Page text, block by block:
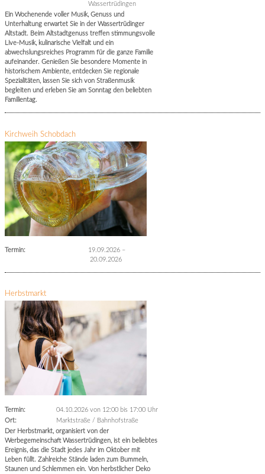
Wassertrüdingen
Ein Wochenende voller Musik, Genuss und
Unterhaltung erwartet Sie in der Wassertrüdinger
Altstadt. Beim Altstadtgenuss treffen stimmungsvolle
Live-Musik, kulinarische Vielfalt und ein
abwechslungsreiches Programm für die ganze Familie
aufeinander. Genießen Sie besondere Momente in
historischem Ambiente, entdecken Sie regionale
Spezialitäten, lassen Sie sich von Straßenmusik
begleiten und erleben Sie am Sonntag den beliebten
Familientag.
Kirchweih Schobdach
Termin: 19.09.2026 –
20.09.2026
Herbstmarkt
Termin: 04.10.2026 von 12:00 bis 17:00 Uhr
Ort:
Marktstraße / Bahnhofstraße
Der Herbstmarkt, organisiert von der
Werbegemeinschaft Wassertrüdingen, ist ein beliebtes
Ereignis, das die Stadt jedes Jahr im Oktober mit
Leben füllt. Zahlreiche Stände laden zum Bummeln,
Staunen und Schlemmen ein. Von herbstlicher Deko